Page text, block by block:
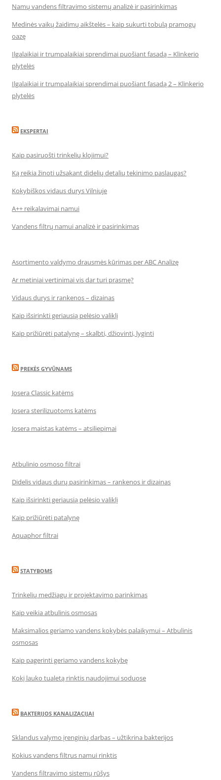
Namų vandens filtravimo sistemų analizė ir pasirinkimas
Medinės vaikų žaidimų aikštelės – kaip sukurti tobulą pramogų
oazę
Ilgalaikiai ir trumpalaikiai sprendimai puošiant fasadą – Klinkerio
plytelės
Ilgalaikiai ir trumpalaikiai sprendimai puošiant fasadą 2 – Klinkerio
plytelės
EKSPERTAI
Kaip pasiruošti trinkelių klojimui?
Ką reikia žinoti užsakant didelių detalių tekinimo paslaugas?
Kokybiškos vidaus durys Vilniuje
A++ reikalavimai namui
Vandens filtrų namui analizė ir pasirinkimas
Asortimento valdymo drausmės kūrimas per ABC Analizę
Ar metiniai vertinimai vis dar turi prasmę?
Vidaus durys ir rankenos – dizainas
Kaip išsirinkti geriausią pelėsio valiklį
Kaip prižiūrėti patalynę – skalbti, džiovinti, lyginti
PREKĖS GYVŪNAMS
Josera Classic katėms
Josera sterilizuotoms katėms
Josera maistas katėms – atsiliepimai
Atbulinio osmoso filtrai
Didelis vidaus durų pasirinkimas – rankenos ir dizainas
Kaip išsirinkti geriausią pelėsio valiklį
Kaip prižiūrėti patalynę
Aquaphor filtrai
STATYBOMS
Trinkelių medžiagų ir projektavimo parinkimas
Kaip veikia atbulinis osmosas
Maksimalios geriamo vandens kokybės palaikymui – Atbulinis
osmosas
Kaip pagerinti geriamo vandens kokybę
Kokį lauko tualetą rinktis naudojimui soduose
BAKTERIJOS KANALIZACIJAI
Sklandus valymo įrenginių darbas – užtikrina bakterijos
Kokius vandens filtrus namui rinktis
Vandens filtravimo sistemų rūšys